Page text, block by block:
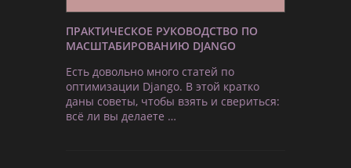
ПРАКТИЧЕСКОЕ РУКОВОДСТВО ПО
МАСШТАБИРОВАНИЮ DJANGO
Есть довольно много статей по
оптимизации Django. В этой кратко
даны советы, чтобы взять и свериться:
всё ли вы делаете …